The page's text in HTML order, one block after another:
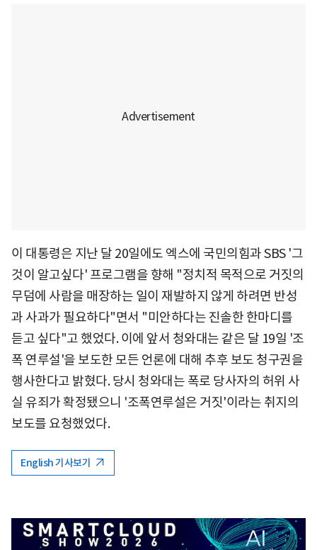
이 대통령은 지난 달 20일에도 엑스에 국민의힘과 SBS '그
것이 알고싶다' 프로그램을 향해 "정치적 목적으로 거짓의
무덤에 사람을 매장하는 일이 재발하지 않게 하려면 반성
과 사과가 필요하다"면서 "미안하다는 진솔한 한마디를
듣고 싶다"고 했었다. 이에 앞서 청와대는 같은 달 19일 '조
폭 연루설'을 보도한 모든 언론에 대해 추후 보도 청구권을
행사한다고 밝혔다. 당시 청와대는 폭로 당사자의 허위 사
실 유죄가 확정됐으니 '조폭연루설은 거짓'이라는 취지의
보도를 요청했었다.
English 기사보기